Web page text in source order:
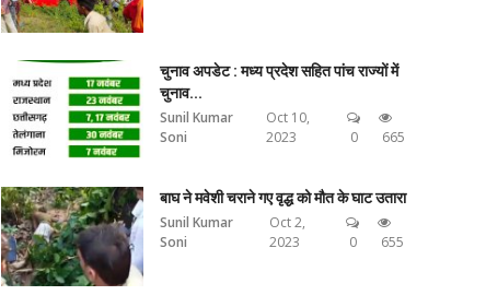
चुनाव अपडेट : मध्य प्रदेश सहित पांच राज्यों में
चुनाव...
Sunil Kumar
Soni
Oct 10,
2023
0 665
बाघ ने मवेशी चराने गए वृद्ध को मौत के घाट उतारा
Sunil Kumar
Soni
Oct 2,
2023
0 655